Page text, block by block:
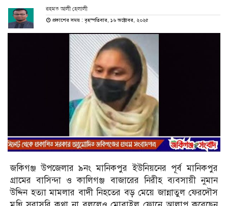
রহমত আলী হেলালী
প্রকাশের সময় : বৃহস্পতিবার, ১৬ অক্টোবর, ২০২৫
জকিগঞ্জ উপজেলার ৯নং মানিকপুর ইউনিয়নের পূর্ব মানিকপুর
গ্রামের বাসিন্দা ও কালিগঞ্জ বাজারের নিরীহ ব্যবসায়ী নুমান
উদ্দিন হত্যা মামলার বাদী নিহতের বড় মেয়ে জান্নাতুল ফেরদৌস